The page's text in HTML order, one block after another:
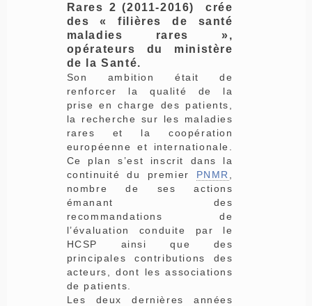
Rares 2 (2011-2016) crée
des « filières de santé
maladies rares »,
opérateurs du ministère
de la Santé.
Son ambition était de
renforcer la qualité de la
prise en charge des patients,
la recherche sur les maladies
rares et la coopération
européenne et internationale.
Ce plan s’est inscrit dans la
continuité du premier PNMR
nombre de ses actions
émanant des
recommandations de
l’évaluation conduite par le
HCSP ainsi que des
principales contributions des
acteurs, dont les associations
de patients.
Les deux dernières années